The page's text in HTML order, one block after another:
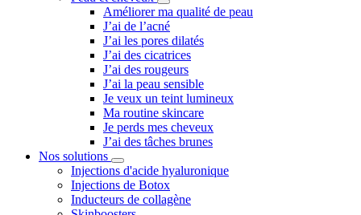
Améliorer ma qualité de peau
J’ai de l’acné
J’ai les pores dilatés
J’ai des cicatrices
J’ai des rougeurs
J’ai la peau sensible
Je veux un teint lumineux
Ma routine skincare
Je perds mes cheveux
J’ai des tâches brunes
Nos solutions
Injections d'acide hyaluronique
Injections de Botox
Inducteurs de collagène